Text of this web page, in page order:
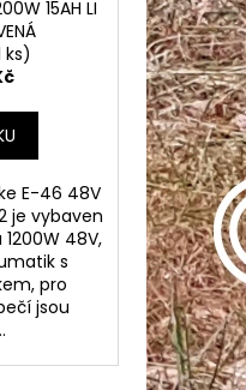
A
15AH LI
ks)
E-46 48V
je vybaven
48V,
s
pro
jsou